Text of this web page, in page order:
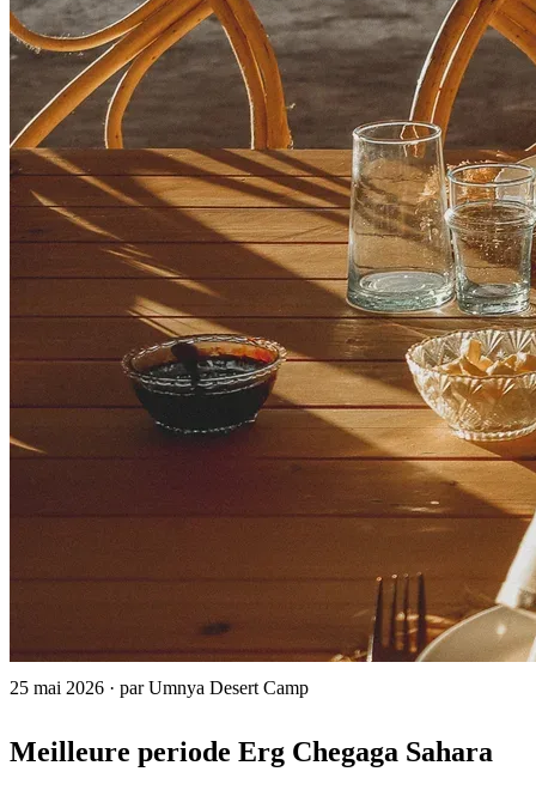
25 mai 2026 · par Umnya Desert Camp
Meilleure periode Erg Chegaga Sahara